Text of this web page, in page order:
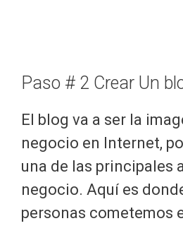
Paso # 2 Crear Un
El blog va a ser la
negocio en Internet,
una de las principales
negocio. Aquí es
personas cometemos